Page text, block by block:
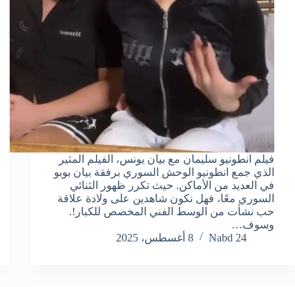
فيلم انطونيو سليمان مع بيان يونس، الفيلم المثير
الذي جمع انطونيو الوحش السوري برفقة بيان بوبو
في العديد من الأماكن. حيث تكرر ظهور الثنائي
السوري معًا، فهل نكون شاهدين على ولادة علاقة
حب نشأت من الوسط الفني المخصص للكبار!.
وسوف…
Nabd 24
8 أغسطس، 2025